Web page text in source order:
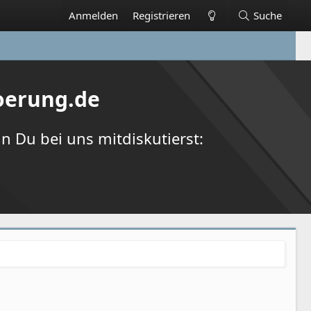
Anmelden Registrieren Suche
Du bei uns mitdiskutierst: